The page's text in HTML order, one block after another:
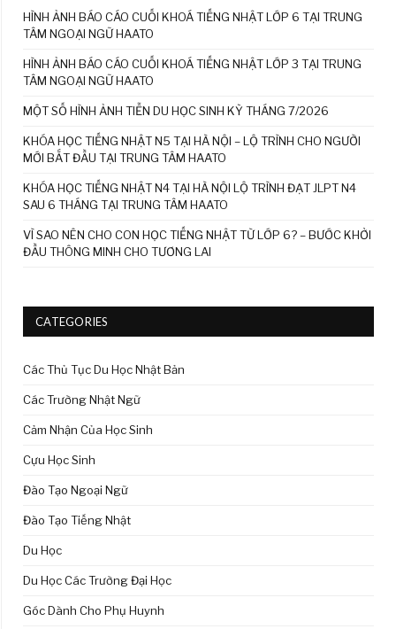
HÌNH ẢNH BÁO CÁO CUỐI KHOÁ TIẾNG NHẬT LỚP 6 TẠI TRUNG
TÂM NGOẠI NGỮ HAATO
HÌNH ẢNH BÁO CÁO CUỐI KHOÁ TIẾNG NHẬT LỚP 3 TẠI TRUNG
TÂM NGOẠI NGỮ HAATO
MỘT SỐ HÌNH ẢNH TIỄN DU HỌC SINH KỲ THÁNG 7/2026
KHÓA HỌC TIẾNG NHẬT N5 TẠI HÀ NỘI – LỘ TRÌNH CHO NGƯỜI
MỚI BẮT ĐẦU TẠI TRUNG TÂM HAATO
KHÓA HỌC TIẾNG NHẬT N4 TẠI HÀ NỘI LỘ TRÌNH ĐẠT JLPT N4
SAU 6 THÁNG TẠI TRUNG TÂM HAATO
VÌ SAO NÊN CHO CON HỌC TIẾNG NHẬT TỪ LỚP 6? – BƯỚC KHỞI
ĐẦU THÔNG MINH CHO TƯƠNG LAI
CATEGORIES
Các Thủ Tục Du Học Nhật Bản
Các Trường Nhật Ngữ
Cảm Nhận Của Học Sinh
Cựu Học Sinh
Đào Tạo Ngoại Ngữ
Đào Tạo Tiếng Nhật
Du Học
Du Học Các Trường Đại Học
Góc Dành Cho Phụ Huynh